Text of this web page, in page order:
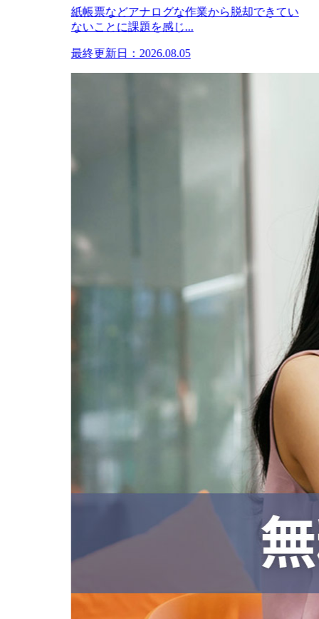
紙帳票などアナログな作業から脱却できてい
ないことに課題を感じ...
最終更新日：2026.08.05